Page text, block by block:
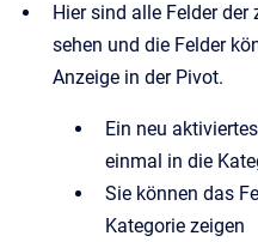
Hier sind alle Felder
sehen und die Felder
Anzeige in der Pivot.
Ein neu
einmal in die
Sie können das
Kategorie zeigen